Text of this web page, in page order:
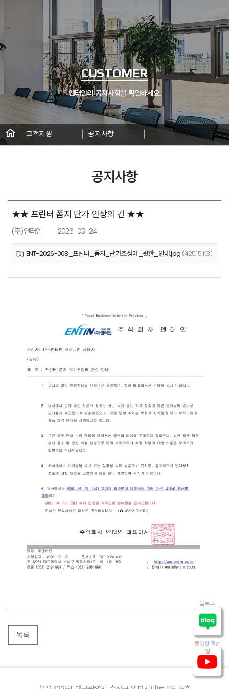
CUSTOMER
엔터인의 공지사항을 확인하세요.
고객지원 공지사항
공지사항
★★ 프린터 폼지 단가 인상의 건 ★★
(주)엔터인 2026-03-24
ENT-2026-008_프린터_폼지_단가조정에_관한_안내.jpg (425.15 KB)
목록
블로그
동영상 매뉴
얼